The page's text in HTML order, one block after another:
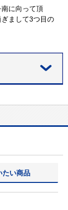
南に向って頂
まして3つ目の
たい商品